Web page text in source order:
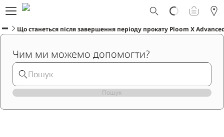
Що таке Ploom AURA?
Каталог
Програма Смарт Апгрейд
Служба підтримки Ploom
Прокат пристрою Ploom AURA
Фірмові магазини
Що станеться після завершення періоду прокату Ploom X
Чим ми можемо допомогти?
Пошук